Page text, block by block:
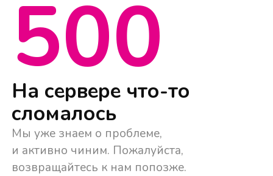
500
На сервере что-то
сломалось
Мы уже знаем о проблеме,
и активно чиним. Пожалуйста,
возвращайтесь к нам попозже.